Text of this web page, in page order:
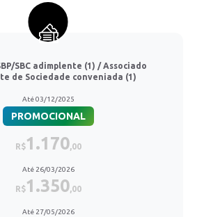
SBC adimplente (1) / Associado
de Sociedade conveniada (1)
Até 03/12/2025
PROMOCIONAL
R$1.170,00
Até 26/03/2026
R$1.350,00
Até 27/05/2026